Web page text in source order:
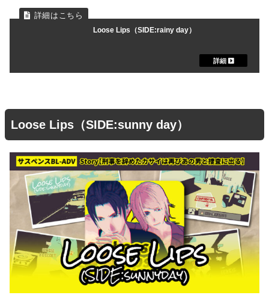
Loose Lips（SIDE:rainy day）
Loose Lips（SIDE:sunny day）